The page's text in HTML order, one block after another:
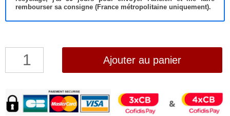
rembourser sa consigne (France métropolitaine uniquement).
quantité
Skoda
Octavia
Ajouter au panier